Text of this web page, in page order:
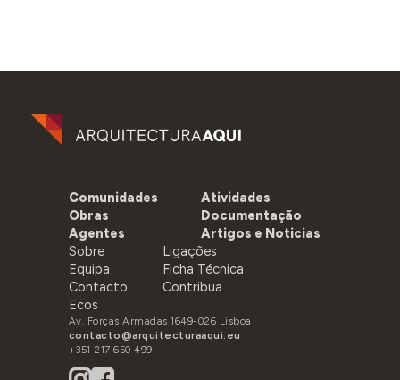
Comunidades
Obras
Agentes
Atividades
Documentação
Artigos e Noticias
Sobre
Equipa
Contacto
Ecos
Ligações
Ficha Técnica
Contribua
Av. Forças Armadas 1649-026 Lisboa
contacto@arquitecturaaqui.eu
+351 217 650 499